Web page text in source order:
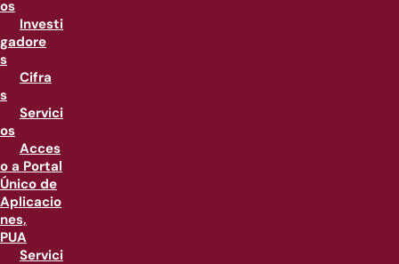
os
Investi
gadore
s
Cifra
s
Servici
os
Acces
o a Portal
Único de
Aplicacio
nes,
PUA
Servici